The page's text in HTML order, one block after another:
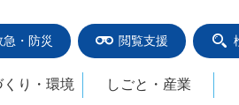
急・防災 閲覧支援
くり・環境 しごと・産業